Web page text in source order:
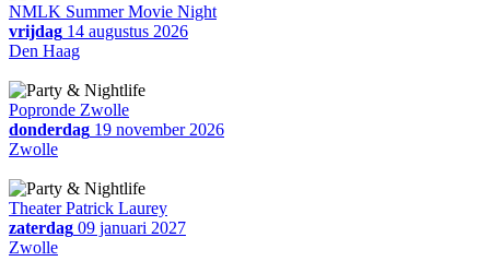
NMLK Summer Movie Night
vrijdag 14 augustus 2026
Den Haag
Popronde Zwolle
donderdag 19 november 2026
Zwolle
Theater Patrick Laurey
zaterdag 09 januari 2027
Zwolle